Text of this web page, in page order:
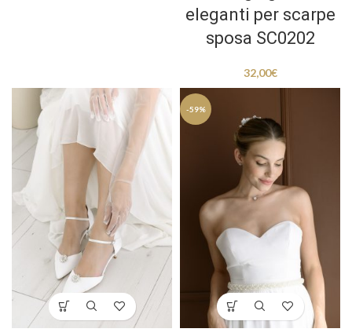
eleganti per scarpe
sposa SC0202
32,00€
-59%